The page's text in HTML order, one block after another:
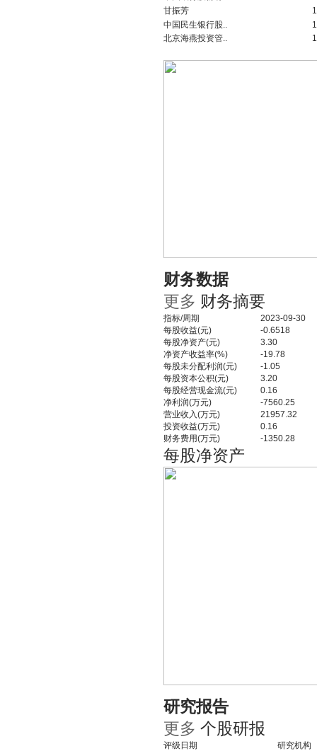
甘振芳
中国民生银行股..
北京海燕投资管..
财务数据
更多 财务摘要
指标/周期
2023-09-30
每股收益(元)
-0.6518
每股净资产(元)
3.30
净资产收益率(%)
-19.78
每股未分配利润(元)
-1.05
每股资本公积(元)
3.20
每股经营现金流(元)
0.16
净利润(万元)
-7560.25
营业收入(万元)
21957.32
投资收益(万元)
0.16
财务费用(万元)
-1350.28
每股净资产
研究报告
更多 个股研报
评级日期 研究机构